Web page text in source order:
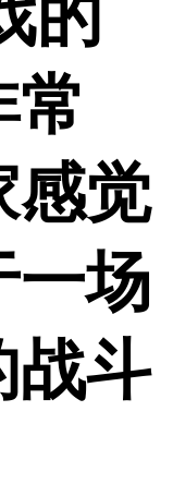
的
常
感觉
一场
战斗